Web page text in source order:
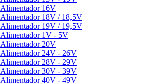
Alimentador 16V
Alimentador 18V / 18,5V
Alimentador 19V / 19,5V
Alimentador 1V - 5V
Alimentador 20V
Alimentador 24V - 26V
Alimentador 28V - 29V
Alimentador 30V - 39V
Alimentador 40V - 49V